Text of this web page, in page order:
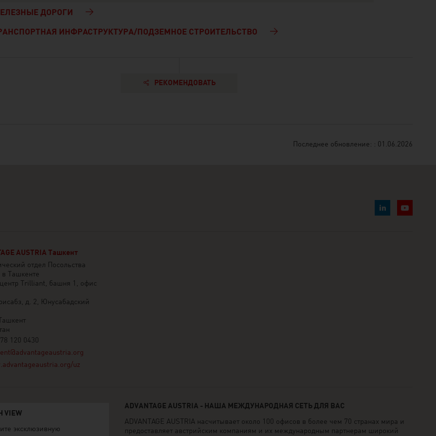
ДОРОГИ
ИНФРАСТРУКТУРА/ПОДЗЕМНОЕ СТРОИТЕЛЬСТВО
РЕКОМЕНДОВАТЬ
Последнее обновление: : 01.06.2026
AUSTRIA Ташкент
отдел Посольства
в Ташкенте
Trilliant, башня 1, офис
д. 2, Юнусабадский
120 0430
uz
VIEW
эксклюзивную
ADVANTAGE AUSTRIA - НАША МЕЖДУНАРОДНАЯ СЕТЬ ДЛЯ ВАС
ADVANTAGE AUSTRIA насчитывает около 100 офисов в более чем 70 странах мира и
предоставляет австрийским компаниям и их международным партнерам широкий